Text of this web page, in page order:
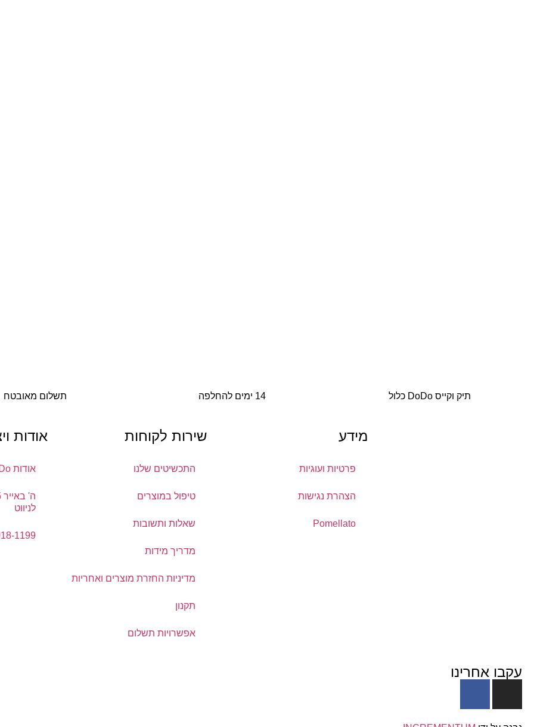
תיק וקייס DoDo כלול 14 ימים להחלפה תשלום מאובטח
מידע
פרטיות ועוגיות
הצהרת נגישות
Pomellato
שירות לקוחות
התכשיטים שלנו
טיפול במוצרים
שאלות ותשובות
מדריך מידות
מדיניות החזרת מוצרים ואחריות
תקנון
אפשרויות תשלום
אודות
אודות DoDo
לניווט
1199
עקבו אחרינו